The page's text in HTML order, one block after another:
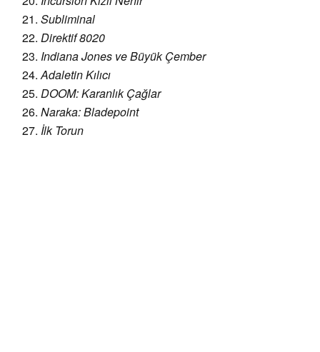
Subliminal
Direktif 8020
Indiana Jones ve Büyük Çember
Adaletin Kılıcı
DOOM: Karanlık Çağlar
Naraka: Bladepoint
İlk Torun